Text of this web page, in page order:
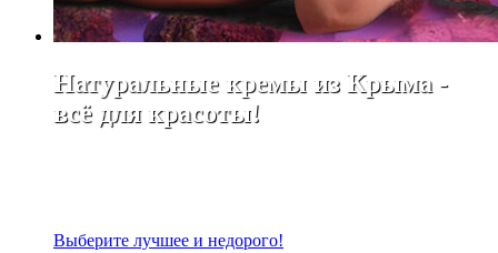
Натуральные кремы из Крыма -
всё для красоты!
Выберите лучшее и недорого!